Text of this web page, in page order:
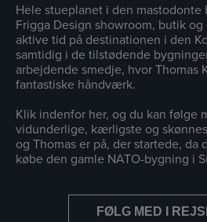
Hele stueplanet i den
Frigga Design showroom, butik
aktive tid på destinationen i den
samtidig i de tilstødende
arbejdende smedje, hvor Thomas
fantastiske håndværk.
Klik indenfor her, og du kan følge
vidunderlige, kærligste og
og Thomas er på, der startede, da
købe den gamle NATO-bygning i
FØLG MED I